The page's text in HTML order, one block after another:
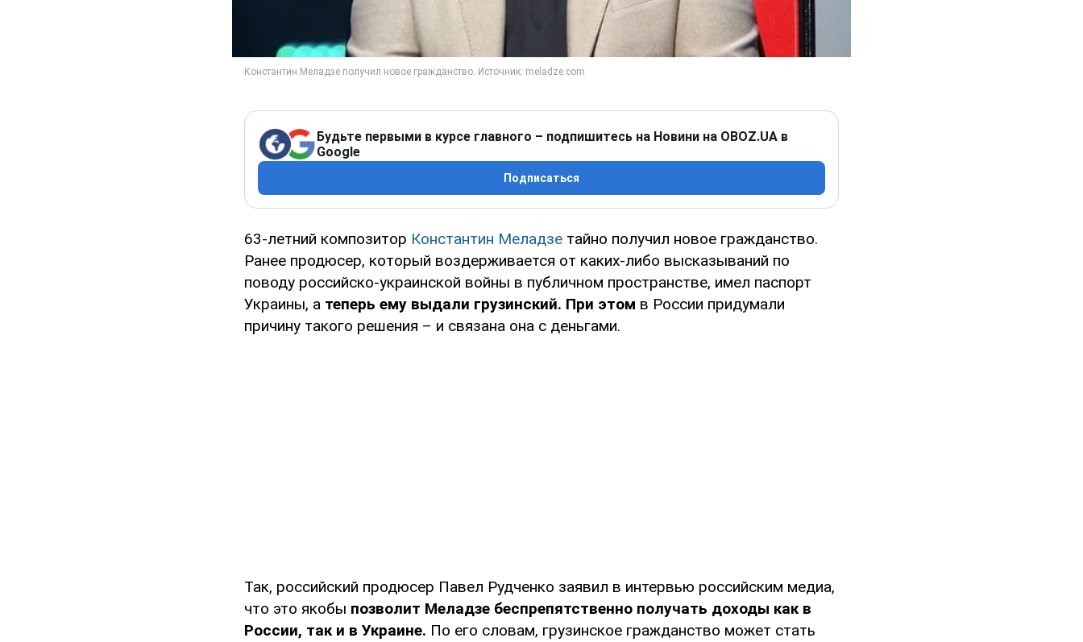
Будьте первыми в курсе главного – подпишитесь на Новини на OBOZ.UA в
Google
Подписаться
63-летний композитор Константин Меладзе тайно получил новое гражданство.
Ранее продюсер, который воздерживается от каких-либо высказываний по
поводу российско-украинской войны в публичном пространстве, имел паспорт
Украины, а теперь ему выдали грузинский. При этом в России придумали
причину такого решения – и связана она с деньгами.
Так, российский продюсер Павел Рудченко заявил в интервью российским медиа,
что это якобы позволит Меладзе беспрепятственно получать доходы как в
России, так и в Украине. По его словам, грузинское гражданство может стать